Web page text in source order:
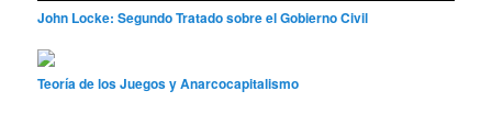
John Locke: Segundo Tratado sobre el Gobierno Civil
Teoría de los Juegos y Anarcocapitalismo